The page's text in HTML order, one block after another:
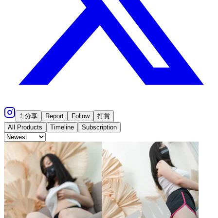
⤴ 分享 Report Follow
打賞
All Products
Timeline Subscription